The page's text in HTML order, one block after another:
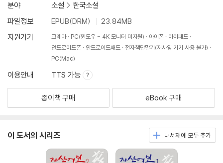
분야 소설 > 한국소설
파일정보
EPUB(DRM)
23.84MB
지원기기
크레마 PC(윈도우 - 4K 모니터 미지원) 아이폰
아이패드
안드로이드폰
안드로이드패드
전자책단말기(저사양 기기 사용 불가)
PC(Mac)
이용안내 TTS 가능
종이책 구매 eBook 구매
이 도서의 시리즈 내서재에 모두 추가